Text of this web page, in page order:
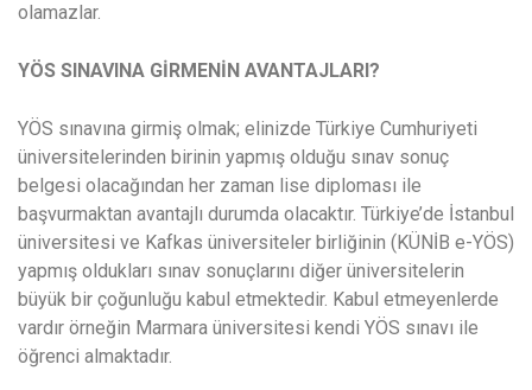
olamazlar.
YÖS SINAVINA GİRMENİN AVANTAJLARI?
YÖS sınavına girmiş olmak; elinizde Türkiye Cumhuriyeti
üniversitelerinden birinin yapmış olduğu sınav sonuç
belgesi olacağından her zaman lise diploması ile
başvurmaktan avantajlı durumda olacaktır. Türkiye’de İstanbul
üniversitesi ve Kafkas üniversiteler birliğinin (KÜNİB e-YÖS)
yapmış oldukları sınav sonuçlarını diğer üniversitelerin
büyük bir çoğunluğu kabul etmektedir. Kabul etmeyenlerde
vardır örneğin Marmara üniversitesi kendi YÖS sınavı ile
öğrenci almaktadır.